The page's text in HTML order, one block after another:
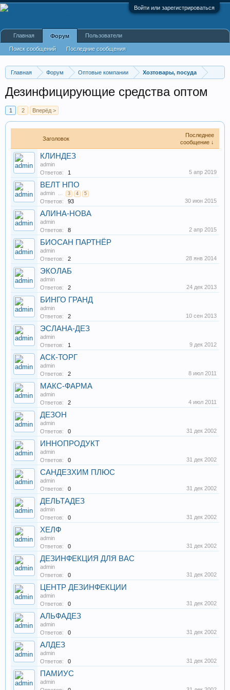
Войти или зарегистрироваться
Главная Форум Оптовые компании Хозтовары, посуда
Дезинфицирующие средства оптом
1 2 Вперёд >
Заголовок
Последнее
сообщение ↓
КЛИНДЕЗ
admin
Ответов:
1 5 апр 2019
ВЕЛТ НПО
admin ... 3 4 5
Ответов: 93 30 июн 2015
АЛИНА-НОВА
admin
Ответов:
8 2 апр 2015
БИОСАН ПАРТНЁР
admin
Ответов:
2 28 янв 2014
ЭКОЛАБ
admin
Ответов:
2 24 дек 2013
БИНГО ГРАНД
admin
Ответов:
2 10 сен 2013
ЭСЛАНА-ДЕЗ
admin
Ответов:
1 9 дек 2012
АСК-ТОРГ
admin
Ответов:
2 8 июл 2011
МАКС-ФАРМА
admin
Ответов:
2 4 июл 2011
ДЕЗОН
admin
Ответов:
0 31 дек 2002
ИННОПРОДУКТ
admin
Ответов:
0 31 дек 2002
САНДЕЗХИМ ПЛЮС
admin
Ответов:
0 31 дек 2002
ДЕЛЬТАДЕЗ
admin
Ответов:
0 31 дек 2002
ХЕЛФ
admin
Ответов:
0 31 дек 2002
ДЕЗИНФЕКЦИЯ ДЛЯ ВАС
admin
Ответов:
0 31 дек 2002
ЦЕНТР ДЕЗИНФЕКЦИИ
admin
Ответов:
0 31 дек 2002
АЛЬФАДЕЗ
admin
Ответов:
0 31 дек 2002
АЛДЕЗ
admin
Ответов:
0 31 дек 2002
ПАМИУС
admin
Главная Форум
Поиск сообщений Последние сообщения
Пользователи